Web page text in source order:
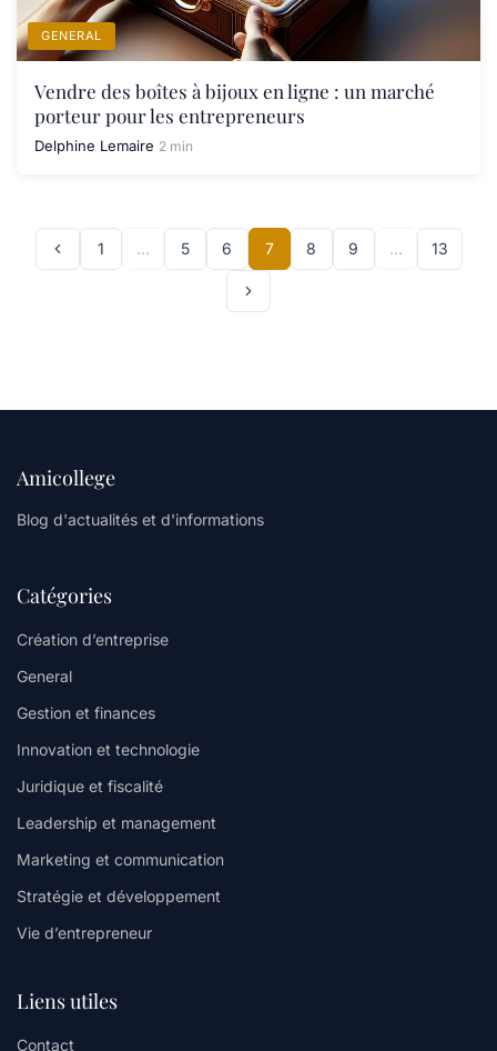
GENERAL
Vendre des boîtes à bijoux en ligne : un marché
porteur pour les entrepreneurs
Delphine Lemaire 2 min
1 … 5 6 7 8 9 … 13
Amicollege
Blog d'actualités et d'informations
Catégories
Création d’entreprise
General
Gestion et finances
Innovation et technologie
Juridique et fiscalité
Leadership et management
Marketing et communication
Stratégie et développement
Vie d’entrepreneur
Liens utiles
Contact